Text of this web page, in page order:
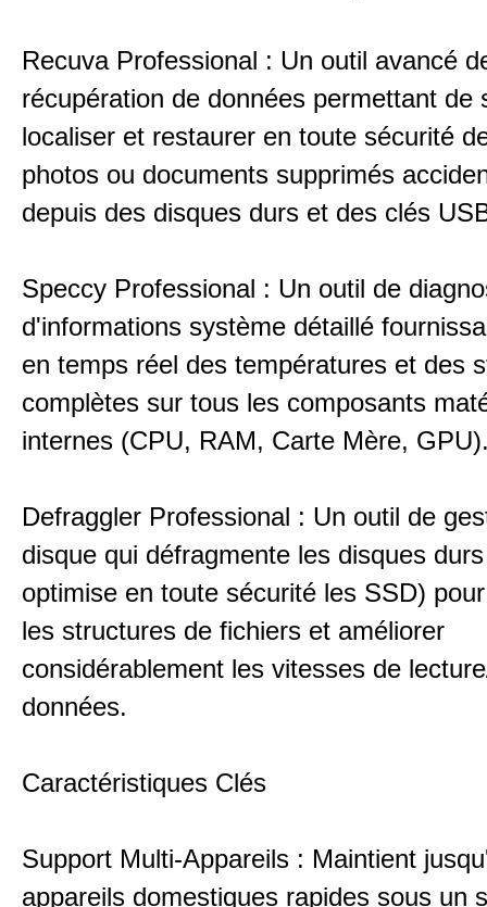
Recuva Professional : Un outil avancé
récupération de données permettant de
localiser et restaurer en toute sécurité
photos ou documents supprimés
depuis des disques durs et des clés
Speccy Professional : Un outil de
d'informations système détaillé
en temps réel des températures et des
complètes sur tous les composants
internes (CPU, RAM, Carte Mère,
Defraggler Professional : Un outil de
disque qui défragmente les disques
optimise en toute sécurité les SSD)
les structures de fichiers et améliorer
considérablement les vitesses de
données.
Caractéristiques Clés
Support Multi-Appareils : Maintient
appareils domestiques rapides sous un